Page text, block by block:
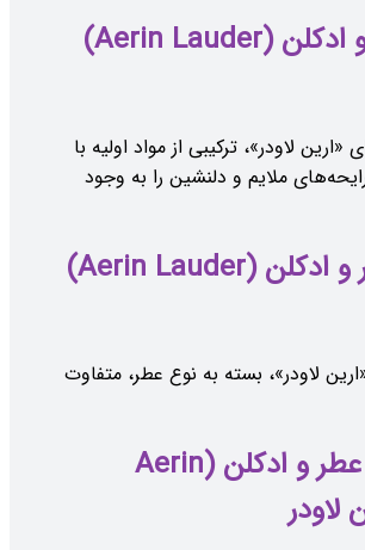
اسانس عطر و ادکلن (Aerin Lauder)
لاودر»، ترکیبی از مواد اولیه با
ملایم و دلنشین را به وجود
خط بوی عطر و ادکلن (Aerin Lauder)
لاودر»، بسته به نوع عطر، متفاوت
خوشبو ترین عطر و ادکلن (Aerin